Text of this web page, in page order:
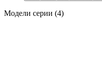
Модели серии (4)